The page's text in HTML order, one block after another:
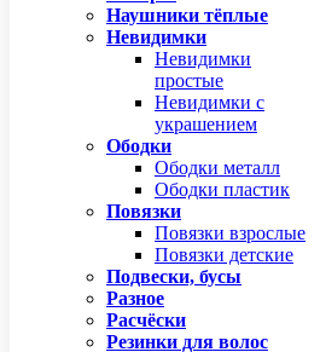
Наушники тёплые
Невидимки
Невидимки
простые
Невидимки с
украшением
Ободки
Ободки металл
Ободки пластик
Повязки
Повязки взрослые
Повязки детские
Подвески, бусы
Разное
Расчёски
Резинки для волос